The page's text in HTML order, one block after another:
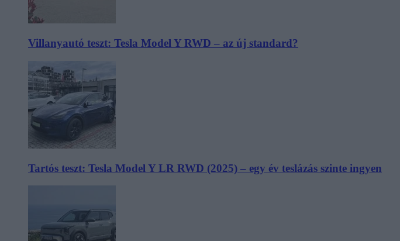
Villanyautó teszt: Tesla Model Y RWD – az új standard?
Tartós teszt: Tesla Model Y LR RWD (2025) – egy év teslázás szinte ingyen